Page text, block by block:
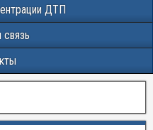
ДТП
связь